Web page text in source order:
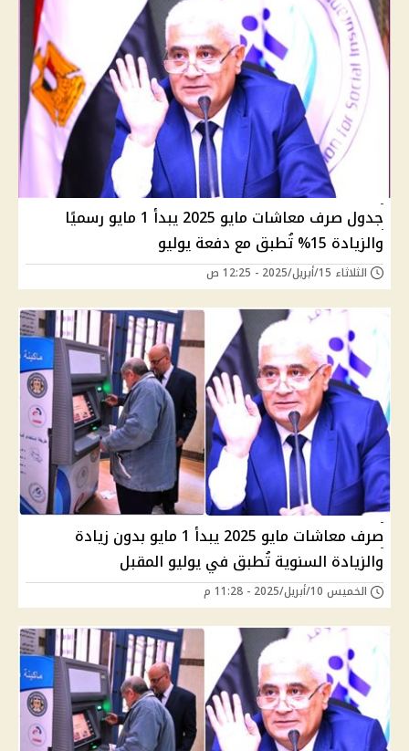
جدول صرف معاشات مايو 2025 يبدأ 1 مايو رسميًا
والزيادة 15% تُطبق مع دفعة يوليو
الثلاثاء 15/أبريل/2025 - 12:25 ص
صرف معاشات مايو 2025 يبدأ 1 مايو بدون زيادة
والزيادة السنوية تُطبق في يوليو المقبل
الخميس 10/أبريل/2025 - 11:28 م